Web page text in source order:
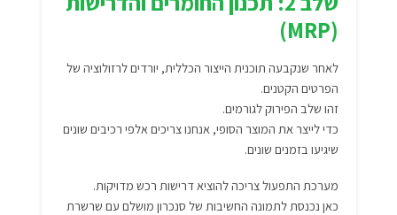
(MRP)
לאחר שנקבעה תוכנית הייצור הכללית, יורדים לרזולוציה של
הפרטים הקטנים.
זהו שלב הפירוק לגורמים.
כדי לייצר את המוצר הסופי, אנחנו צריכים אלפי רכיבים שונים
שיגיעו בזמנים שונים.
מערכת התפעול צריכה להוציא דרישות רכש מדויקות.
כאן נכנסת לתמונה החשיבות של סנכרון מושלם עם שרשרת